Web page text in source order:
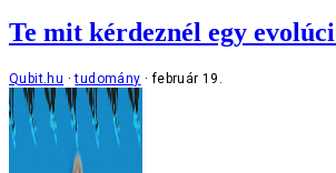
Te mit kérdeznél egy
Qubit.hu tudomány február 19.